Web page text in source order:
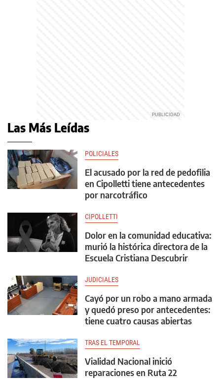
Las Más Leídas
POLICIALES
El acusado por la red de pedofilia
en Cipolletti tiene antecedentes
por narcotráfico
CIPOLLETTI
Dolor en la comunidad educativa:
murió la histórica directora de la
Escuela Cristiana Descubrir
JUDICIALES
Cayó por un robo a mano armada
y quedó preso por antecedentes:
tiene cuatro causas abiertas
TRAS EL TEMPORAL
Vialidad Nacional inició
reparaciones en Ruta 22